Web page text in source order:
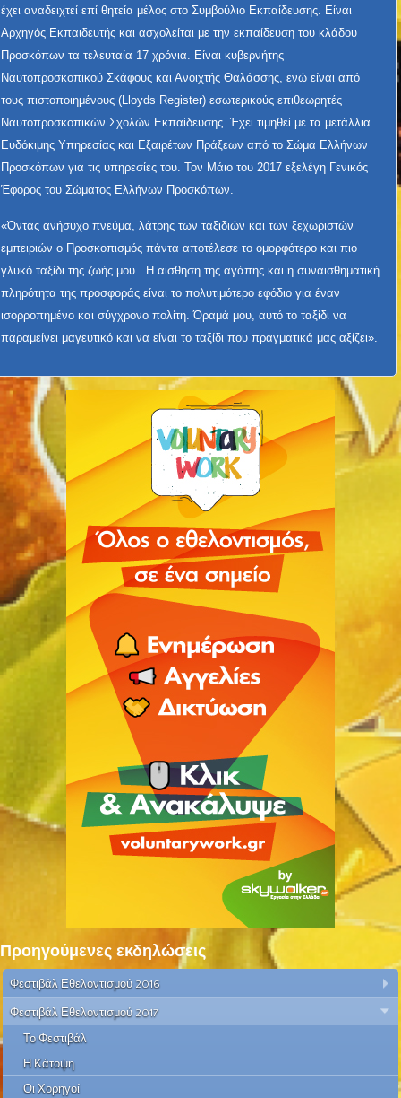
έχει αναδειχτεί επί θητεία μέλος στο Συμβούλιο Εκπαίδευσης. Είναι
Αρχηγός Εκπαιδευτής και ασχολείται με την εκπαίδευση του κλάδου
Προσκόπων τα τελευταία 17 χρόνια. Είναι κυβερνήτης
Ναυτοπροσκοπικού Σκάφους και Ανοιχτής Θαλάσσης, ενώ είναι από
τους πιστοποιημένους (Lloyds Register) εσωτερικούς επιθεωρητές
Ναυτοπροσκοπικών Σχολών Εκπαίδευσης. Έχει τιμηθεί με τα μετάλλια
Ευδόκιμης Υπηρεσίας και Εξαιρέτων Πράξεων από το Σώμα Ελλήνων
Προσκόπων για τις υπηρεσίες του. Τον Μάιο του 2017 εξελέγη Γενικός
Έφορος του Σώματος Ελλήνων Προσκόπων.
«Όντας ανήσυχο πνεύμα, λάτρης των ταξιδιών και των ξεχωριστών
εμπειριών ο Προσκοπισμός πάντα αποτέλεσε το ομορφότερο και πιο
γλυκό ταξίδι της ζωής μου. Η αίσθηση της αγάπης και η συναισθηματική
πληρότητα της προσφοράς είναι το πολυτιμότερο εφόδιο για έναν
ισορροπημένο και σύγχρονο πολίτη. Όραμά μου, αυτό το ταξίδι να
παραμείνει μαγευτικό και να είναι το ταξίδι που πραγματικά μας αξίζει».
Προηγούμενες εκδηλώσεις
Φεστιβάλ Εθελοντισμού 2016
Φεστιβάλ Εθελοντισμού 2017
Το Φεστιβάλ
Η Κάτοψη
Οι Χορηγοί